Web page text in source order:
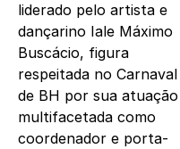
liderado pelo artista e
dançarino Iale Máximo
Buscácio, figura
respeitada no Carnaval
de BH por sua atuação
multifacetada como
coordenador e porta-